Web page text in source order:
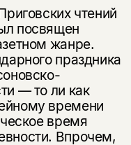
чтений
посвящен
жанре.
праздника
— то ли как
времени
время
Впрочем,